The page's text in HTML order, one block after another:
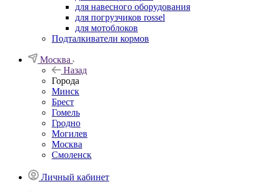
для навесного оборудования
для погрузчиков rossel
для мотоблоков
Подталкиватели кормов
Москва
Назад
Города
Минск
Брест
Гомель
Гродно
Могилев
Москва
Смоленск
Личный кабинет